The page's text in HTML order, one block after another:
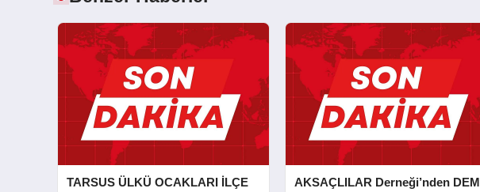
TARSUS ÜLKÜ OCAKLARI İLÇE
AKSAÇLILAR Derneği’nden DEM